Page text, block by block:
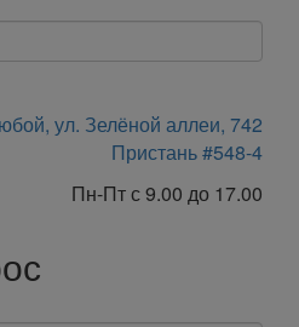
ул. Зелёной аллеи, 742
Пристань #548-4
Пн-Пт с 9.00 до 17.00